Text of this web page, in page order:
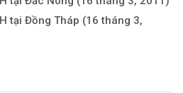
tại Đồng Tháp (16 tháng 3,